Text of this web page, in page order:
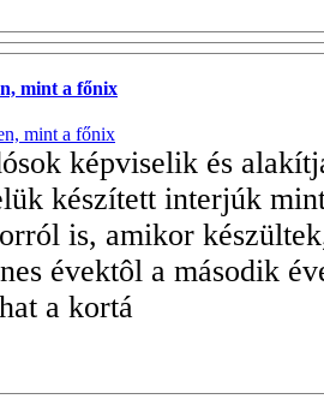
mint a főnix
képviselik és
készített interjúk
is, amikor
évektôl a második
a kortá